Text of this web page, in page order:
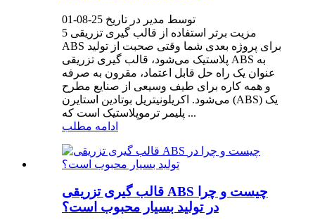
توسط مدیر در تاریخ 25-08-01
5 مزیت برتر استفاده از قالب گیری تزریقی
ABS برای پروژه بعدی شما وقتی صحبت از تولید
پلاستیک می‌شود، قالب گیری تزریقی ABS به
عنوان یک راه حل قابل اعتماد، مقرون به صرفه
و همه کاره برای طیف وسیعی از صنایع مطرح
می‌شود. اکریلونیتریل بوتادین استایرن (ABS) یک
پلیمر ترموپلاستیک است که ...
ادامه مطلب
قالب گیری تزریقی ABS چیست و چرا
در تولید بسیار محبوب است؟